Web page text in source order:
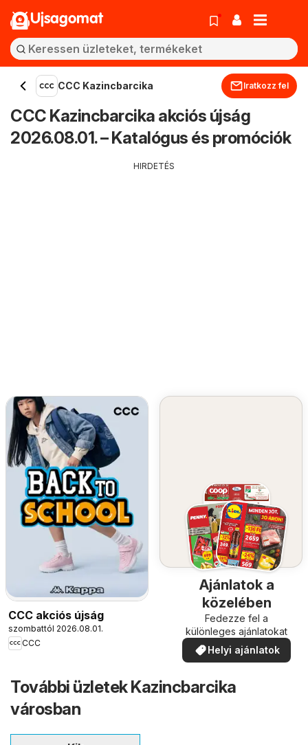
Ujsagomat
CCC Kazincbarcika Iratkozz fel
CCC Kazincbarcika akciós újság
2026.08.01. – Katalógus és promóciók
HIRDETÉS
CCC akciós újság
szombattól 2026.08.01.
CCC
Ajánlatok a
közelében
Fedezze fel a
különleges ajánlatokat
Helyi ajánlatok
További üzletek Kazincbarcika
városban